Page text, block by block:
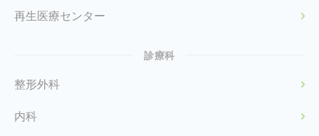
再生医療センター
診療科
整形外科
内科